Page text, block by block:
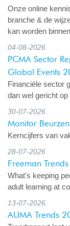
Onze online
branche & de
kan worden
04-08-2026
PCMA Sector
Global Events
Financiële sector
dan wel gericht op
30-07-2026
Monitor
Kerncijfers van
28-07-2026
Freeman
What's keeping
adult learning at
13-07-2026
AUMA Trends